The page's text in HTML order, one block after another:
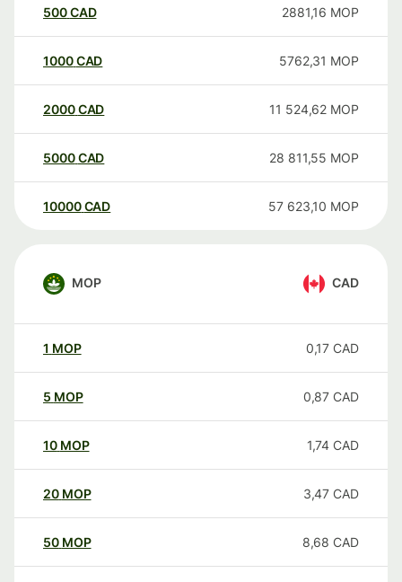
500CAD 2881,16 MOP
1000CAD 5762,31 MOP
2000CAD 11 524,62 MOP
5000CAD 28 811,55 MOP
10000 CAD 57 623,10 MOP
MOP CAD
1 MOP 0,17 CAD
5 MOP 0,87 CAD
10 MOP 1,74 CAD
20 MOP 3,47 CAD
50 MOP 8,68 CAD